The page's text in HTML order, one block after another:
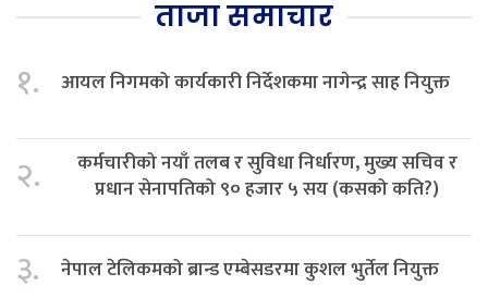
ताजा समाचार
१. आयल निगमको कार्यकारी निर्देशकमा नागेन्द्र साह नियुक्त
२.
कर्मचारीको नयाँ तलब र सुविधा निर्धारण, मुख्य सचिव र
प्रधान सेनापतिको ९० हजार ५ सय (कसको कति?)
३. नेपाल टेलिकमको ब्रान्ड एम्बेसडरमा कुशल भुर्तेल नियुक्त